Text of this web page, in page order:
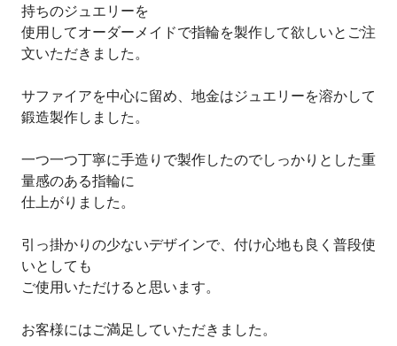
持ちのジュエリーを
使用してオーダーメイドで指輪を製作して欲しいとご注
文いただきました。
サファイアを中心に留め、地金はジュエリーを溶かして
鍛造製作しました。
一つ一つ丁寧に手造りで製作したのでしっかりとした重
量感のある指輪に
仕上がりました。
引っ掛かりの少ないデザインで、付け心地も良く普段使
いとしても
ご使用いただけると思います。
お客様にはご満足していただきました。